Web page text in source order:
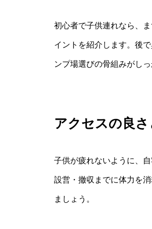
初心者で子供連れなら、
イントを紹介します。後
ンプ場選びの骨組みがしっ
アクセスの良さ
子供が疲れないように、
設営・撤収までに体力を
ましょう。